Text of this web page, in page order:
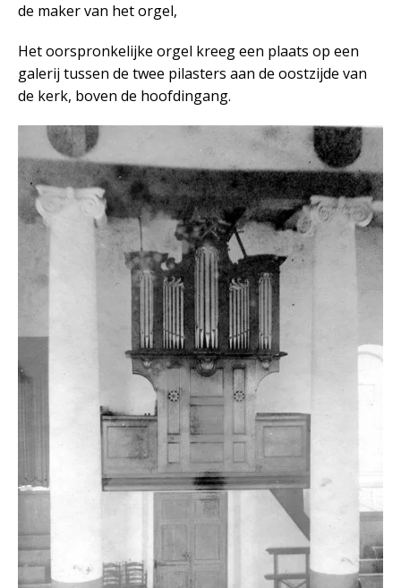
de maker van het orgel,
Het oorspronkelijke orgel kreeg een plaats op een
galerij tussen de twee pilasters aan de oostzijde van
de kerk, boven de hoofdingang.